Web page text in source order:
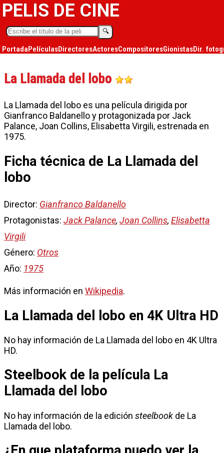
PELIS DE CINE
🔍︎
PortadaPelículasDirectoresActoresCompositoresGionistasDir.
La Llamada del lobo
La Llamada del lobo es una película dirigida por
Gianfranco Baldanello y protagonizada por Jack
Palance, Joan Collins, Elisabetta Virgili, estrenada en
1975.
Ficha técnica de La Llamada del
lobo
Director: Gianfranco Baldanello
Protagonistas: Jack Palance, Joan Collins, Elisabetta
Virgili
Género: Otros
Año: 1975
Más información en Wikipedia.
La Llamada del lobo en 4K Ultra HD
No hay información de La Llamada del lobo en 4K Ultra
HD.
Steelbook de la película La
Llamada del lobo
No hay información de la edición steelbook de La
Llamada del lobo.